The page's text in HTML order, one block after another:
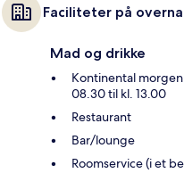
Faciliteter på
Mad og drikke
Kontinental
08.30 til kl. 13.00
Restaurant
Bar/lounge
Roomservice (i et